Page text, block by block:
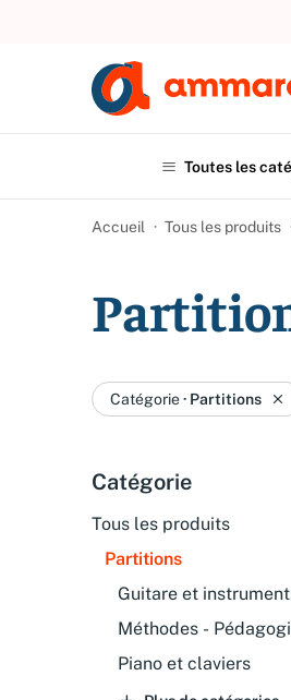
Toutes les
Accueil Tous les produits
Catégorie· Partitions
Catégorie
Tous les produits
Partitions
Guitare et
Méthodes -
Piano et claviers